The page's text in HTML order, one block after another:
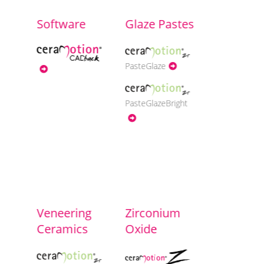
Software Glaze Pastes
PasteGlaze
PasteGlazeBright
Veneering
Ceramics
Zirconium
Oxide